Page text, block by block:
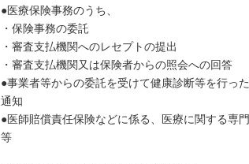
●医療保険事務のうち、
・保険事務の委託
・審査支払機関へのレセプトの提出
・審査支払機関又は保険者からの照会への回答
●事業者等からの委託を受けて健康診断等を行っ
通知
●医師賠償責任保険などに係る、医療に関する専
等